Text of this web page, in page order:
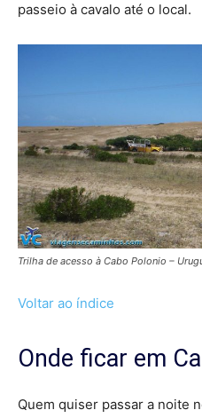
passeio à cavalo até o local.
Trilha de acesso à Cabo Polonio –
Voltar ao índice
Onde ficar em
Quem quiser passar a noite